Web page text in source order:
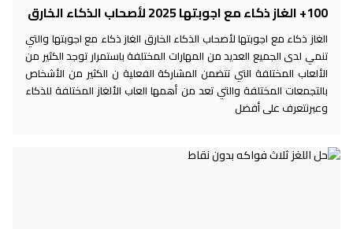
100+ الغاز ذكاء مع اجوبتها 2025 لأصحاب الذكاء الخارق
الغاز ذكاء مع اجوبتها لأصحاب الذكاء الخارق الغاز ذكاء مع اجوبتها والتي
تنمي لدى الجميع العديد من المهارات المختلفة باستمرار توجد الكثير من
الألعاب المختلفة التي تتضمن المشاركة الفعلية ن الكثير من الأشخاص
بالتجمعات المختلفة والتي تعد من أهمها العاب الألغاز المختلفة للذكاء
وعبرنتعرف على أفضل